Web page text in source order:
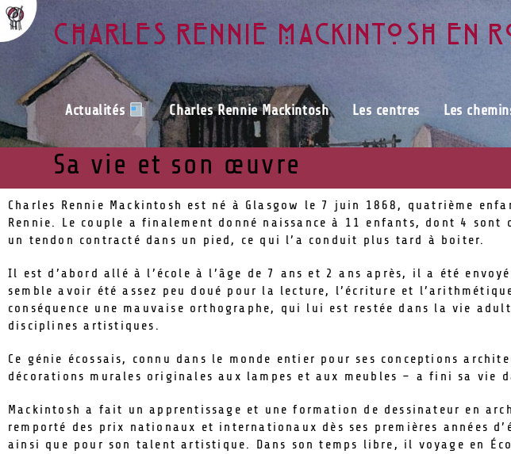
Charles Rennie Mackintosh en
Actualités Charles Rennie Mackintosh Les centres Les
Sa vie et son œuvre
Charles Rennie Mackintosh est né à Glasgow le 7 juin 1868, quatrième
Rennie. Le couple a finalement donné naissance à 11 enfants, dont 4
un tendon contracté dans un pied, ce qui l’a conduit plus tard à boiter.
Il est d’abord allé à l’école à l’âge de 7 ans et 2 ans après, il a été
semble avoir été assez peu doué pour la lecture, l’écriture et
conséquence une mauvaise orthographe, qui lui est restée dans la vie
disciplines artistiques.
Ce génie écossais, connu dans le monde entier pour ses conceptions
décorations murales originales aux lampes et aux meubles – a fini sa vie
Mackintosh a fait un apprentissage et une formation de dessinateur en
remporté des prix nationaux et internationaux dès ses premières années
ainsi que pour son talent artistique. Dans son temps libre, il voyage en